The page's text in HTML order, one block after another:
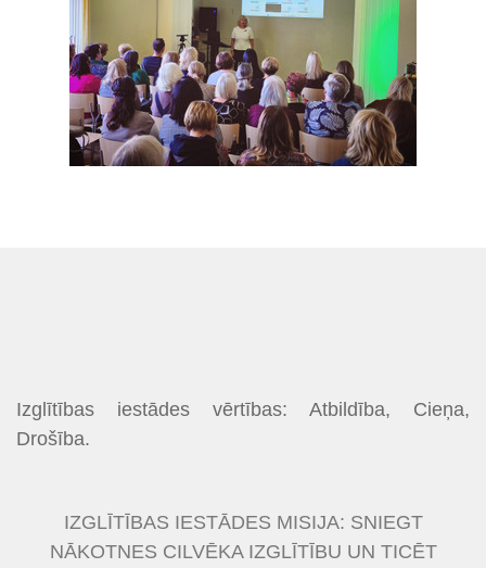
Izglītības iestādes vērtības: Atbildība, Cieņa,
Drošība.
IZGLĪTĪBAS IESTĀDES MISIJA: SNIEGT
NĀKOTNES CILVĒKA IZGLĪTĪBU UN TICĒT